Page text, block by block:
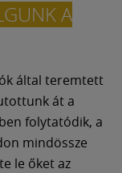
A
által teremtett
át a
folytatódik, a
mindössze
le őket az